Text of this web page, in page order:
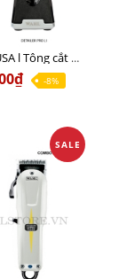
COMBO 2K USA l Tông cắt SENIOR +Tông viền DETAILER PRO LI
-8%
SALE